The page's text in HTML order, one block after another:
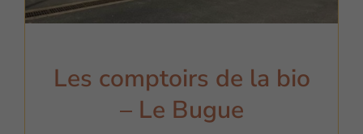
Les comptoirs de la bio
– Le Bugue